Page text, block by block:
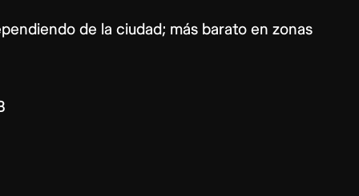
de la ciudad; más barato en zonas